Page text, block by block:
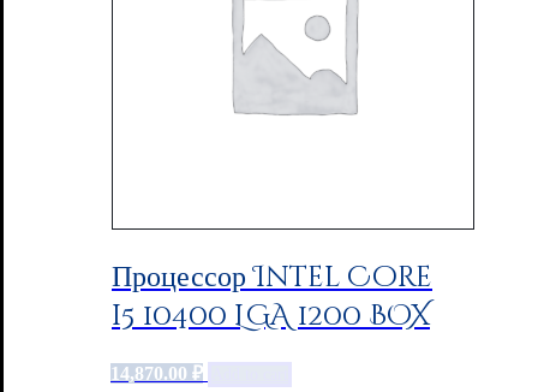
Процессор Intel Core
i5 10400 LGA 1200 BOX
14,870.00 ₽